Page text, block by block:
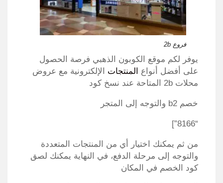
فروع 2b
يوفر لكم موقع الكوبون الذهبي فرصة الحصول
على أفضل أنواع
المنتجات الإلكترونية مع عروض
محلات 2b المتاحة عند نسخ كود
خصم b2 والتوجه إلى المتجر
“8166”]
من ثم يمكنك اختيار أي من المنتجات المتعددة
والتوجه إلى مرحلة الدفع، في النهاية يمكنك لصق
كود الخصم في المكان